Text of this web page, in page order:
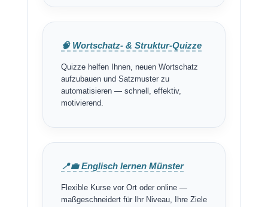
🧠 Wortschatz- & Struktur-Quizze
Quizze helfen Ihnen, neuen Wortschatz
aufzubauen und Satzmuster zu
automatisieren — schnell, effektiv,
motivierend.
📍💼 Englisch lernen Münster
Flexible Kurse vor Ort oder online —
maßgeschneidert für Ihr Niveau, Ihre Ziele